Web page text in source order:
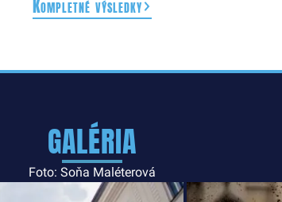
Kompletné výsledky
GALÉRIA
Foto: Soňa Maléterová